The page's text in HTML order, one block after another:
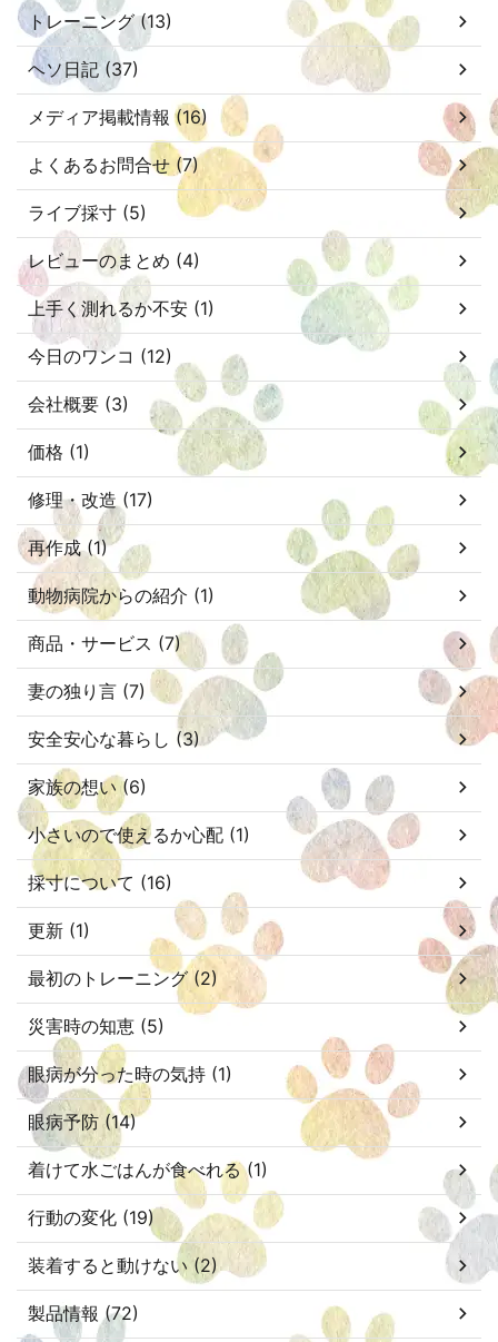
トレーニング (13)
ヘソ日記 (37)
メディア掲載情報 (16)
よくあるお問合せ (7)
ライブ採寸 (5)
レビューのまとめ (4)
上手く測れるか不安 (1)
今日のワンコ (12)
会社概要 (3)
価格 (1)
修理・改造 (17)
再作成 (1)
動物病院からの紹介 (1)
商品・サービス (7)
妻の独り言 (7)
安全安心な暮らし (3)
家族の想い (6)
小さいので使えるか心配 (1)
採寸について (16)
更新 (1)
最初のトレーニング (2)
災害時の知恵 (5)
眼病が分った時の気持 (1)
眼病予防 (14)
着けて水ごはんが食べれる (1)
行動の変化 (19)
装着すると動けない (2)
製品情報 (72)